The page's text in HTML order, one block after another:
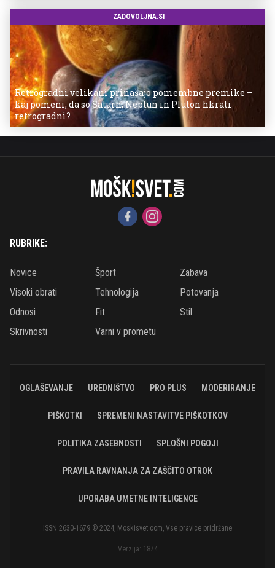
ZADOVOLJNA.SI
Retrogradni velikani prinašajo pomembne premike –
kaj pomeni, da so Saturn, Neptun in Pluton hkrati
retrogradni?
RUBRIKE:
Novice Šport
Zabava
Visoki obrati
Tehnologija
Potovanja
Odnosi
Fit
Stil
Skrivnosti
Varni v prometu
OGLAŠEVANJE UREDNIŠTVO PRO PLUS MODERIRANJE
PIŠKOTKI SPREMENI NASTAVITVE PIŠKOTKOV
POLITIKA ZASEBNOSTI SPLOŠNI POGOJI
PRAVILA RAVNANJA ZA ZAŠČITO OTROK
UPORABA UMETNE INTELIGENCE
ISSN 2630-1679 © 2024, Moskisvet.com, Vse pravice pridržane
Verzija: 1874